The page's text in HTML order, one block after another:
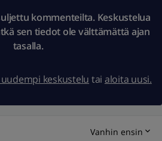
kommenteilta. Keskustelua
sen tiedot ole välttämättä ajan
tasalla.
keskustelu tai aloita uusi.
Vanhin ensin